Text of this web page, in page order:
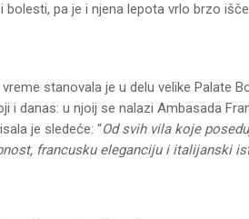
pa je i njena lepota vrlo brzo
stanovala je u delu velike Palate
i danas: u njoij se nalazi Ambasada
je sledeće: “Od svih vila koje
francusku eleganciju i italijanski